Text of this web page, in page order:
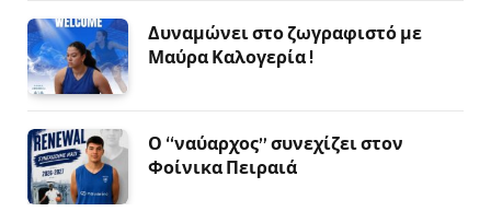
Δυναμώνει στο ζωγραφιστό με
Μαύρα Καλογερία !
Ο “ναύαρχος” συνεχίζει στον
Φοίνικα Πειραιά